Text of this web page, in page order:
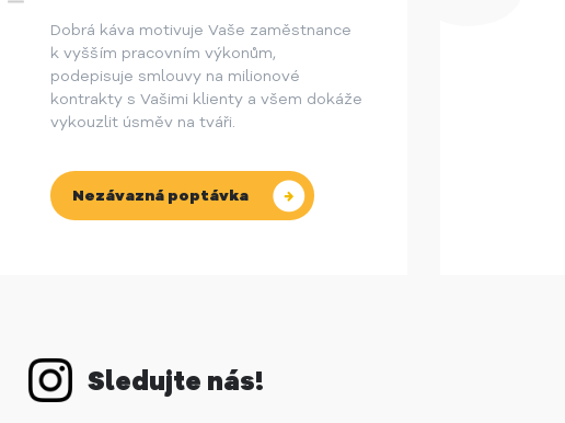
Dobrá káva motivuje Vaše zaměstnance
k vyšším pracovním výkonům,
podepisuje smlouvy na milionové
kontrakty s Vašimi klienty a všem dokáže
vykouzlit úsměv na tváři.
Nezávazná poptávka
Sledujte nás!